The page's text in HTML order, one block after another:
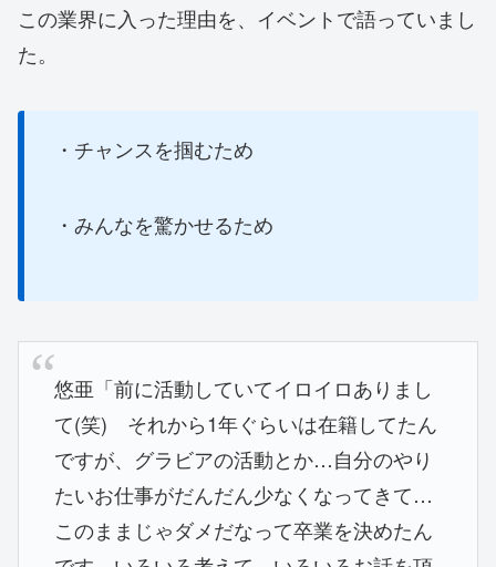
この業界に入った理由を、イベントで語っていまし
た。
・チャンスを掴むため
・みんなを驚かせるため
悠亜「前に活動していてイロイロありまし
て(笑) それから1年ぐらいは在籍してたん
ですが、グラビアの活動とか…自分のやり
たいお仕事がだんだん少なくなってきて…
このままじゃダメだなって卒業を決めたん